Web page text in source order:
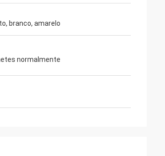
branco, amarelo
normalmente